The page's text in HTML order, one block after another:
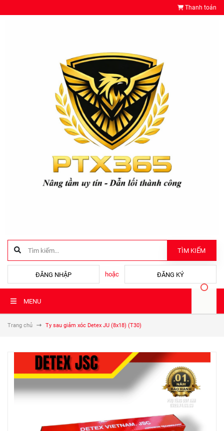
Thanh toán
TÌM KIẾM
ĐĂNG NHẬP hoặc ĐĂNG KÝ
MENU
Trang chủ Ty sau giảm xóc Detex JU (8x18) (T30)